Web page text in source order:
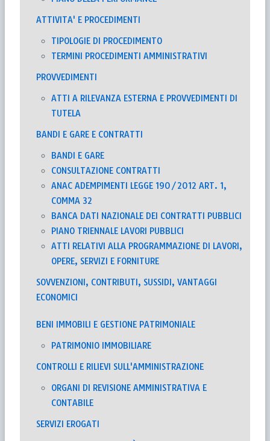
ATTIVITA' E PROCEDIMENTI
TIPOLOGIE DI PROCEDIMENTO
TERMINI PROCEDIMENTI AMMINISTRATIVI
PROVVEDIMENTI
ATTI A RILEVANZA ESTERNA E PROVVEDIMENTI DI
TUTELA
BANDI E GARE E CONTRATTI
BANDI E GARE
CONSULTAZIONE CONTRATTI
ANAC ADEMPIMENTI LEGGE 190/2012 ART. 1,
COMMA 32
BANCA DATI NAZIONALE DEI CONTRATTI PUBBLICI
PIANO TRIENNALE LAVORI PUBBLICI
ATTI RELATIVI ALLA PROGRAMMAZIONE DI LAVORI,
OPERE, SERVIZI E FORNITURE
SOVVENZIONI, CONTRIBUTI, SUSSIDI, VANTAGGI
ECONOMICI
BENI IMMOBILI E GESTIONE PATRIMONIALE
PATRIMONIO IMMOBILIARE
CONTROLLI E RILIEVI SULL'AMMINISTRAZIONE
ORGANI DI REVISIONE AMMINISTRATIVA E
CONTABILE
SERVIZI EROGATI